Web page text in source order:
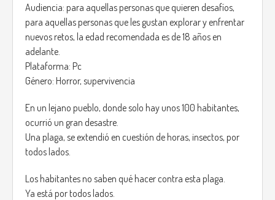
Also if you get hit by any mob, your hair will get bloody.
The game has differents maps, to show variety.
https://www.youtube.com/watch?v=I8vaCrVIR-Q
Audiencia: para aquellas personas que quieren desafíos,
para aquellas personas que les gustan explorar y enfrentar
nuevos retos, la edad recomendada es de 18 años en
adelante.
Plataforma: Pc
Género: Horror, supervivencia
En un lejano pueblo, donde solo hay unos 100 habitantes,
ocurrió un gran desastre.
Una plaga, se extendió en cuestión de horas, insectos, por
todos lados.
Los habitantes no saben qué hacer contra esta plaga.
Ya está por todos lados.